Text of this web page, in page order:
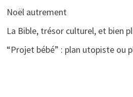
Noël autrement
La Bible, trésor culturel, et bien
“Projet bébé” : plan utopiste ou